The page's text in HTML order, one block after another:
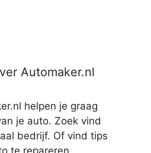
Automaker.nl
helpen je graag
je auto. Zoek vind
bedrijf. Of vind tips